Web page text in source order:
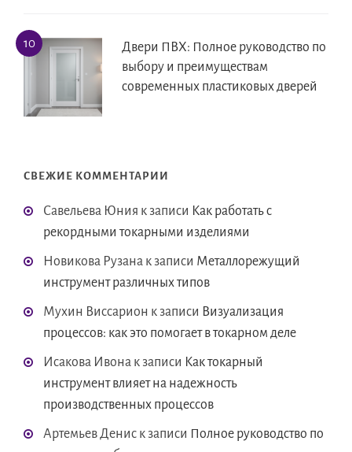
Двери ПВХ: Полное руководство по
выбору и преимуществам
современных пластиковых дверей
СВЕЖИЕ КОММЕНТАРИИ
Савельева Юния к записи Как работать с
рекордными токарными изделиями
Новикова Рузана к записи Металлорежущий
инструмент различных типов
Мухин Виссарион к записи Визуализация
процессов: как это помогает в токарном деле
Исакова Ивона к записи Как токарный
инструмент влияет на надежность
производственных процессов
Артемьев Денис к записи Полное руководство по